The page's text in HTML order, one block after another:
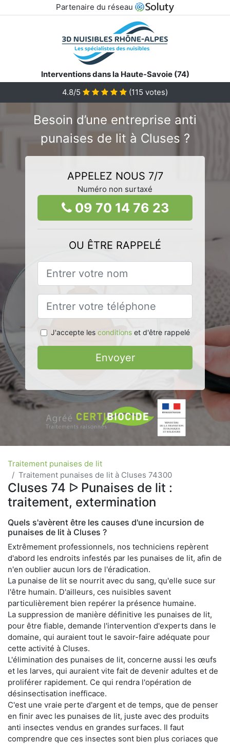
Partenaire du réseau
Interventions dans la Haute-Savoie (74)
4.8/5
(115 votes)
Besoin d’une entreprise anti
punaises de lit à Cluses ?
APPELEZ NOUS 7/7
Numéro non surtaxé
09 70 14 76 23
OU ÊTRE RAPPELÉ
J'accepte les conditionset d'être rappelé
Envoyer
Traitement punaises de lit
Traitement punaises de lit à Cluses 74300
Cluses 74 ᐅ Punaises de lit :
traitement, extermination
Quels s'avèrent être les causes d'une incursion de
punaises de lit à Cluses ?
Extrêmement professionnels, nos techniciens repèrent
d'abord les endroits infestés par les punaises de lit, afin de
n'en oublier aucun lors de l'éradication.
La punaise de lit se nourrit avec du sang, qu'elle suce sur
l'être humain. D'ailleurs, ces nuisibles savent
particulièrement bien repérer la présence humaine.
La suppression de manière définitive les punaises de lit,
pour être fiable, demande l'intervention d'experts dans le
domaine, qui auraient tout le savoir-faire adéquate pour
cette activité à Cluses.
L'élimination des punaises de lit, concerne aussi les œufs
et les larves, qui auraient vite fait de devenir adultes et de
proliférer rapidement. Ce qui rendra l'opération de
désinsectisation inefficace.
C'est une vraie perte d'argent et de temps, que de penser
en finir avec les punaises de lit, juste avec des produits
anti insectes vendus en grandes surfaces. Il faut
comprendre que ces insectes sont bien plus coriaces que